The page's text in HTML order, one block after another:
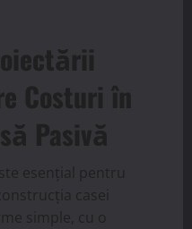
Costuri în
Pasivă
esențial pentru
casei
simple, cu o